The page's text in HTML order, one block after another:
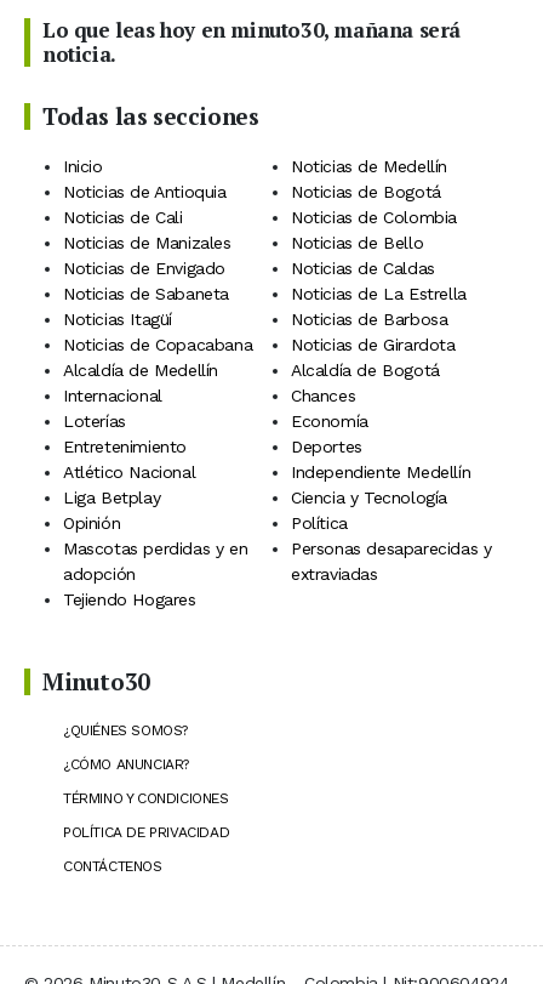
Lo que leas hoy en minuto30, mañana será
noticia.
Todas las secciones
Inicio
Noticias de Medellín
Noticias de Antioquia
Noticias de Bogotá
Noticias de Cali
Noticias de Colombia
Noticias de Manizales
Noticias de Bello
Noticias de Envigado
Noticias de Caldas
Noticias de Sabaneta
Noticias de La Estrella
Noticias Itagüí
Noticias de Barbosa
Noticias de Copacabana
Noticias de Girardota
Alcaldía de Medellín
Alcaldía de Bogotá
Internacional
Chances
Loterías
Economía
Entretenimiento
Deportes
Atlético Nacional
Independiente Medellín
Liga Betplay
Ciencia y Tecnología
Opinión
Política
Mascotas perdidas y en
adopción
Personas desaparecidas y
extraviadas
Tejiendo Hogares
Minuto30
¿QUIÉNES SOMOS?
¿CÓMO ANUNCIAR?
TÉRMINO Y CONDICIONES
POLÍTICA DE PRIVACIDAD
CONTÁCTENOS